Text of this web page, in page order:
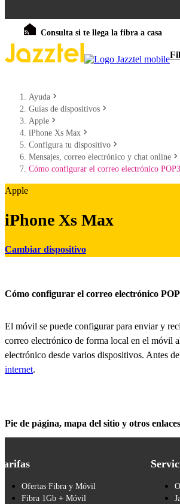
Consulta si te llega la fibra a casa
Ayuda
Guías de dispositivos
Apple
iPhone Xs Max
Configura tu dispositivo
Mensajes, correo electrónico y chat online
Cómo configurar el correo electrónico POP3
Apple
iPhone Xs Max
Cambiar dispositivo
Cómo configurar el correo electrónico
El móvil se puede configurar para enviar y
correo electrónico de forma local en el móvil
electrónico desde varios dispositivos. Antes
internet.
Pie de página, mapa del sitio y otros
Ofertas Fibra y Móvil
Fibra 1Gb + Móvil